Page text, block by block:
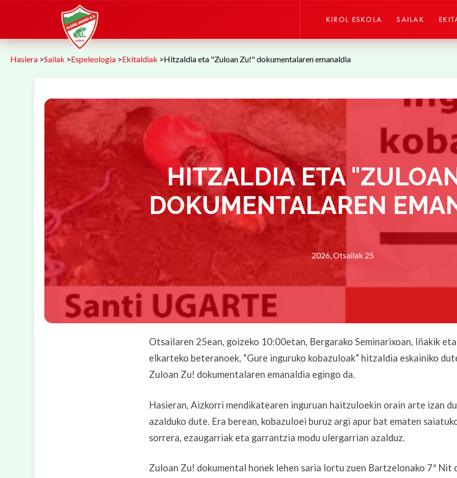
KIROL ESKOLA SAILAK
Hasiera >Sailak >Espeleologia >Ekitaldiak >Hitzaldia eta "Zuloan Zu!" dokumentalaren emanaldia
HITZALDIA ETA
DOKUMENTALAREN
2026, Otsailak 25
Otsailaren 25ean, goizeko 10:00etan, Bergarako Seminarixoan, Iñakik
elkarteko beteranoek, “Gure inguruko kobazuloak” hitzaldia eskainiko
Zuloan Zu! dokumentalaren emanaldia egingo da.
Hasieran, Aizkorri mendikatearen inguruan haitzuloekin orain arte izan
azalduko dute. Era berean, kobazuloei buruz argi apur bat ematen
sorrera, ezaugarriak eta garrantzia modu ulergarrian azalduz.
Zuloan Zu! dokumental honek lehen saria lortu zuen Bartzelonako 7ª Nit